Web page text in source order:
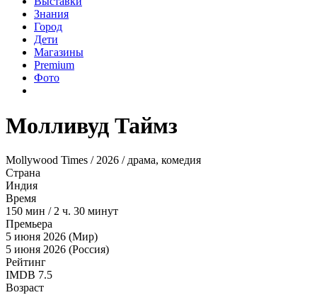
Знания
Город
Дети
Магазины
Premium
Фото
Молливуд Таймз
Mollywood Times / 2026 / драма, комедия
Страна
Индия
Время
150 мин / 2 ч. 30 минут
Премьера
5 июня 2026 (Мир)
5 июня 2026 (Россия)
Рейтинг
IMDB 7.5
Возраст